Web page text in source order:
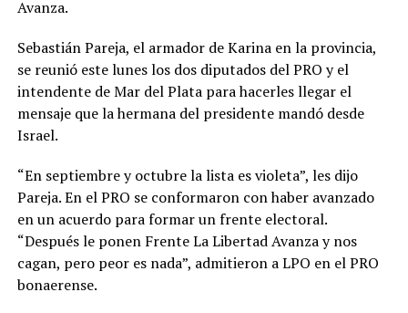
Avanza.
Sebastián Pareja, el armador de Karina en la provincia,
se reunió este lunes los dos diputados del PRO y el
intendente de Mar del Plata para hacerles llegar el
mensaje que la hermana del presidente mandó desde
Israel.
“En septiembre y octubre la lista es violeta”, les dijo
Pareja. En el PRO se conformaron con haber avanzado
en un acuerdo para formar un frente electoral.
“Después le ponen Frente La Libertad Avanza y nos
cagan, pero peor es nada”, admitieron a LPO en el PRO
bonaerense.